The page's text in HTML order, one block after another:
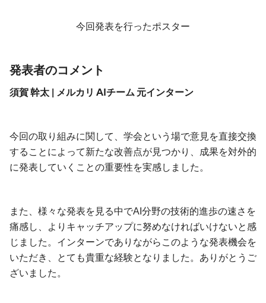
今回発表を行ったポスター
発表者のコメント
須賀 幹太 | メルカリ AIチーム 元インターン
今回の取り組みに関して、学会という場で意見を直接交換
することによって新たな改善点が見つかり、成果を対外的
に発表していくことの重要性を実感しました。
また、様々な発表を見る中でAI分野の技術的進歩の速さを
痛感し、よりキャッチアップに努めなければいけないと感
じました。インターンでありながらこのような発表機会を
いただき、とても貴重な経験となりました。ありがとうご
ざいました。